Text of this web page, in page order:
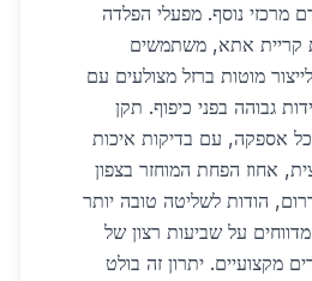
מרכזי נוסף. מפעלי הפלדה
קריית אתא, משתמשים
מוטות ברזל מצולעים עם
גבוהה בפני כיפוף. תקן
מובטח בכל אספקה, עם בדיקות איכות
אחוז הפחת המוחזר בצפון
מאשר בדרום, הודות לשליטה טובה יותר
מדווחים על שביעות רצון של
מקצועיים. יתרון זה בולט